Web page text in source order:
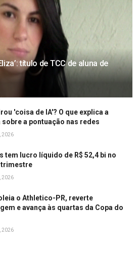
título de TCC de aluna de
'coisa de IA'? O que explica a
a pontuação nas redes
2026
tem lucro líquido de R$ 52,4 bi no
trimestre
2026
o Athletico-PR, reverte
e avança às quartas da Copa do
2026